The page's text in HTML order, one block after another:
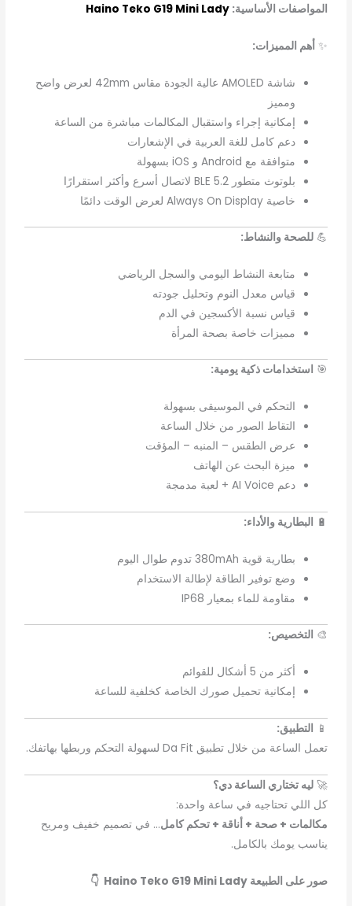
المواصفات الأساسية:Haino Teko G19 Mini Lady
✨ أهم المميزات:
شاشة AMOLED عالية الجودة مقاس 42mm لعرض واضح
ومميز
إمكانية إجراء واستقبال المكالمات مباشرة من الساعة
دعم كامل للغة العربية في الإشعارات
متوافقة مع Android و iOS بسهولة
بلوتوث متطور BLE 5.2 لاتصال أسرع وأكثر استقرارًا
خاصية Always On Display لعرض الوقت دائمًا
💪للصحة والنشاط:
متابعة النشاط اليومي والسجل الرياضي
قياس معدل النوم وتحليل جودته
قياس نسبة الأكسجين في الدم
مميزات خاصة بصحة المرأة
🎯 استخدامات ذكية يومية:
التحكم في الموسيقى بسهولة
التقاط الصور من خلال الساعة
عرض الطقس – المنبه – المؤقت
ميزة البحث عن الهاتف
دعم AI Voice + لعبة مدمجة
🔋 البطارية والأداء:
بطارية قوية 380mAh تدوم طوال اليوم
وضع توفير الطاقة لإطالة الاستخدام
مقاومة للماء بمعيار IP68
🎨 التخصيص:
أكثر من 5 أشكال للقوائم
إمكانية تحميل صورك الخاصة كخلفية للساعة
📱 التطبيق:
تعمل الساعة من خلال تطبيق Da Fit لسهولة التحكم وربطها بهاتفك.
🚀ليه تختاري الساعة دي؟
كل اللي تحتاجيه في ساعة واحدة:
مكالمات + صحة + أناقة + تحكم كامل… في تصميم خفيف ومريح
يناسب يومك بالكامل.
صور على الطبيعة Haino Teko G19 Mini Lady 👇